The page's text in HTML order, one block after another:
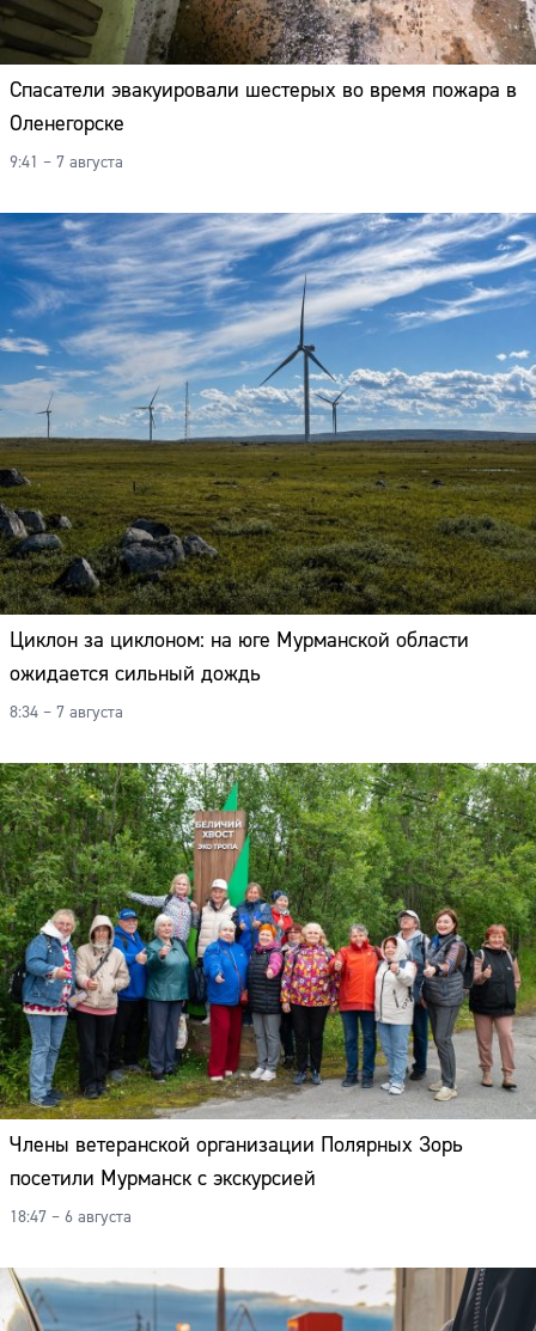
Спасатели эвакуировали шестерых во время пожара в
Оленегорске
9:41 – 7 августа
Циклон за циклоном: на юге Мурманской области
ожидается сильный дождь
8:34 – 7 августа
Члены ветеранской организации Полярных Зорь
посетили Мурманск с экскурсией
18:47 – 6 августа
Сайт: